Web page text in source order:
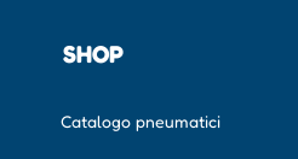
SHOP
Catalogo pneumatici